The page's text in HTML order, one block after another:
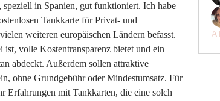
in Spanien, gut funktioniert. Ich habe
Tankkarte für Privat- und
weiteren europäischen Ländern befasst.
ist, volle Kostentransparenz bietet und ein
abdeckt. Außerdem sollen attraktive
ohne Grundgebühr oder Mindestumsatz. Für
Erfahrungen mit Tankkarten, die eine solch